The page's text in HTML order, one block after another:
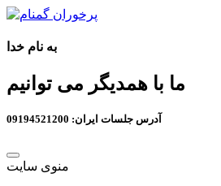
به نام خدا
ما با همدیگر می توانیم
آدرس جلسات ایران: 09194521200
منوی سایت